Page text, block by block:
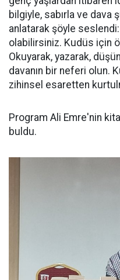
bilgiyle, sabırla ve dava
anlatarak şöyle
olabilirsiniz. Kudüs için
Okuyarak, yazarak,
davanın bir neferi olun.
zihinsel esaretten
Program Ali Emre'nin
buldu.